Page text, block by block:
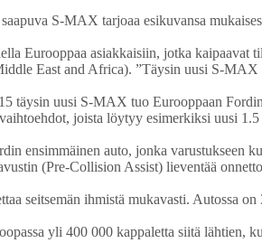
S-MAX tarjoaa esikuvansa
Eurooppaa asiakkaisiin, jotka kaipaavat
East and Africa). ”Täysin uusi S-
täysin uusi S-MAX tuo Eurooppaan
joista löytyy esimerkiksi uusi
ensimmäinen auto, jonka varustukseen
(Pre-Collision Assist) lieventää
seitsemän ihmistä mukavasti. Autossa
yli 400 000 kappaletta siitä lähtien,